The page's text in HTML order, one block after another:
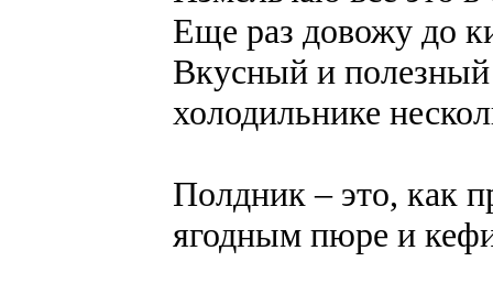
Еще раз довожу до
Вкусный и полезный
холодильнике
Полдник – это, как
ягодным пюре и